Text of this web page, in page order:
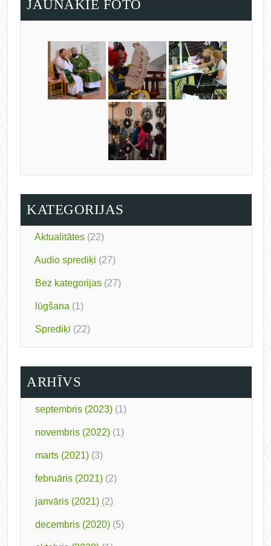
JAUNĀKIE FOTO
KATEGORIJAS
Aktualitātes (22)
Audio sprediķi (27)
Bez kategorijas (27)
lūgšana (1)
Sprediķi (22)
ARHĪVS
septembris (2023) (1)
novembris (2022) (1)
marts (2021) (3)
februāris (2021) (2)
janvāris (2021) (2)
decembris (2020) (5)